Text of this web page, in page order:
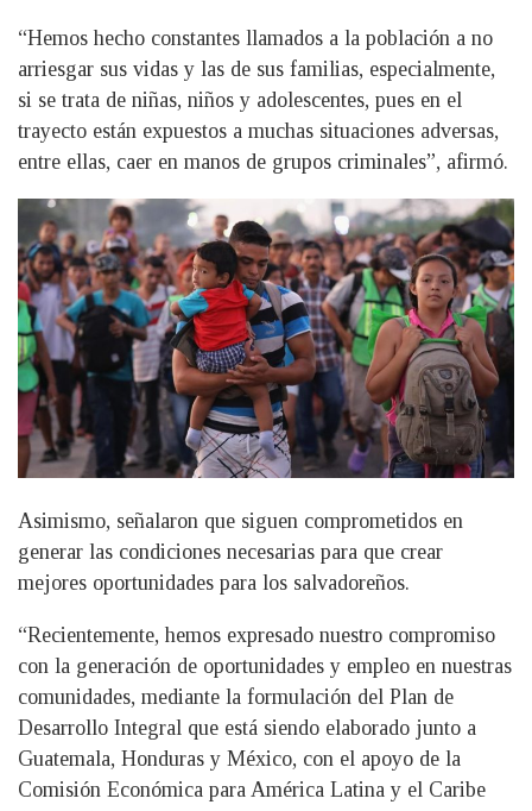
“Hemos hecho constantes llamados a la población a no
arriesgar sus vidas y las de sus familias, especialmente,
si se trata de niñas, niños y adolescentes, pues en el
trayecto están expuestos a muchas situaciones adversas,
entre ellas, caer en manos de grupos criminales”, afirmó.
Asimismo, señalaron que siguen comprometidos en
generar las condiciones necesarias para que crear
mejores oportunidades para los salvadoreños.
“Recientemente, hemos expresado nuestro compromiso
con la generación de oportunidades y empleo en nuestras
comunidades, mediante la formulación del Plan de
Desarrollo Integral que está siendo elaborado junto a
Guatemala, Honduras y México, con el apoyo de la
Comisión Económica para América Latina y el Caribe